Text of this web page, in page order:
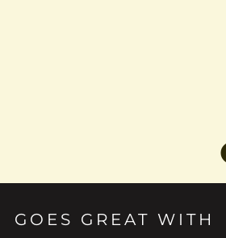
GOES GREAT WITH